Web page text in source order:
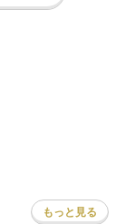
もっと見る